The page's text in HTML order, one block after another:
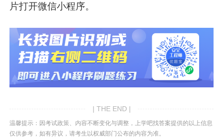
片打开微信小程序。
| THE END |
温馨提示：因考试政策、内容不断变化与调整，上学吧找答案提供的以上信息
仅供参考，如有异议，请考生以权威部门公布的内容为准。